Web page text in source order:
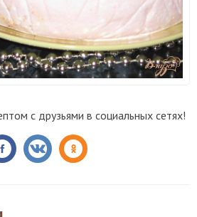
с друзьями в социальных сетях!